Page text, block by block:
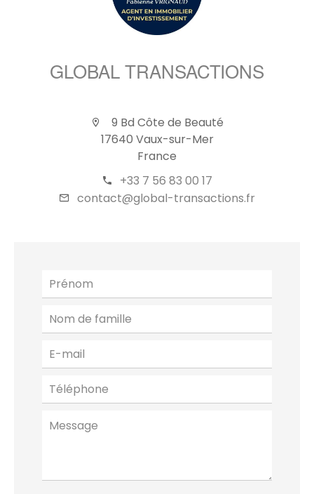
GLOBAL TRANSACTIONS
9 Bd Côte de Beauté
17640 Vaux-sur-Mer
France
+33 7 56 83 00 17
contact@global-transactions.fr